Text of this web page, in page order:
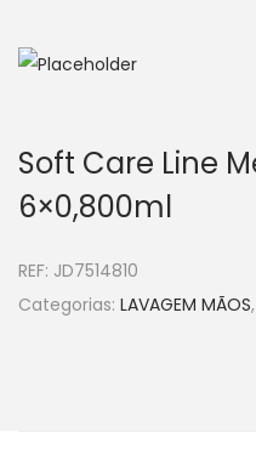
Soft Care Line
6×0,800ml
REF: JD7514810
Categorias: LAVAGEM MÃOS,